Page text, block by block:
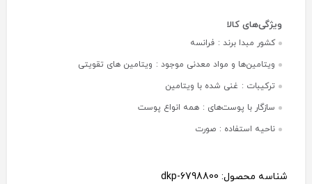
کشور مبدا برند : فرانسه
ویتامین‌ها و مواد معدنی موجود : ویتامین های تقویتی
ترکیبات : غنی شده با ویتامین
سازگار با پوست‌‌های : همه انواع پوست
ناحیه استفاده : صورت
شناسه محصول: dkp-6798800